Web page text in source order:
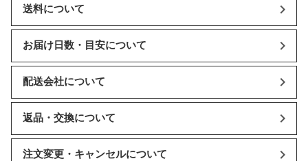
送料について
お届け日数・目安について
配送会社について
返品・交換について
注文変更・キャンセルについて